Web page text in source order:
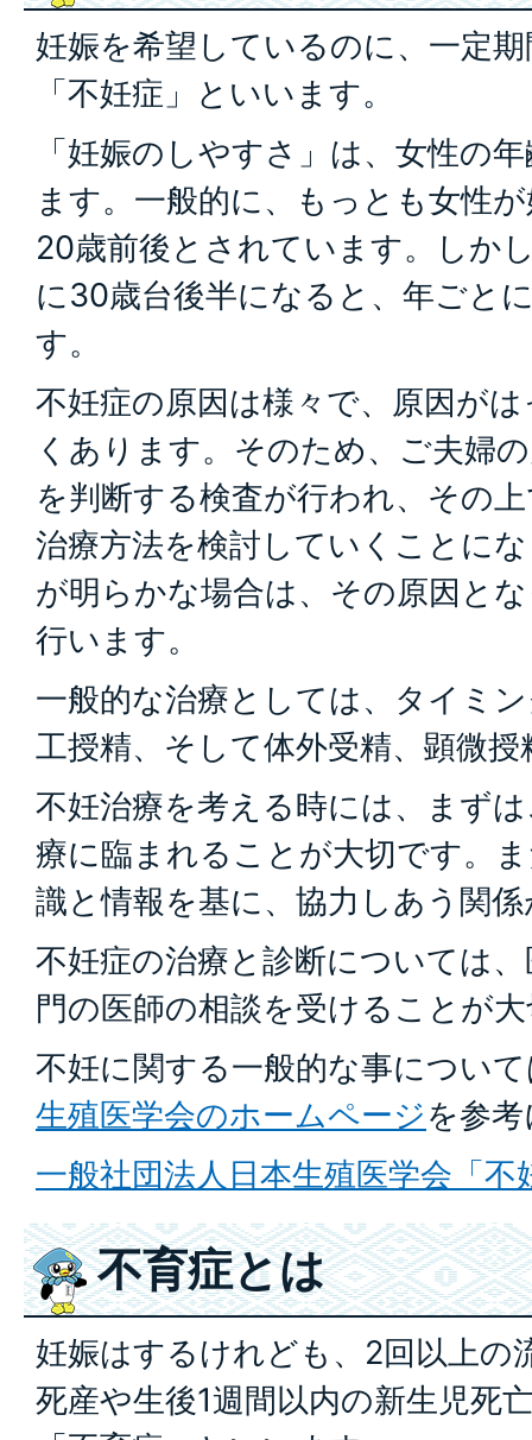
妊娠を希望しているのに、一定
「不妊症」といいます。
「妊娠のしやすさ」は、女性の
ます。一般的に、もっとも女性
20歳前後とされています。しか
に30歳台後半になると、年ごと
す。
不妊症の原因は様々で、原因が
くあります。そのため、ご夫婦
を判断する検査が行われ、その
治療方法を検討していくことに
が明らかな場合は、その原因と
行います。
一般的な治療としては、タイミ
工授精、そして体外受精、顕微
不妊治療を考える時には、まず
療に臨まれることが大切です。
識と情報を基に、協力しあう関
不妊症の治療と診断については
門の医師の相談を受けることが
不妊に関する一般的な事につい
生殖医学会のホームページを参
一般社団法人日本生殖医学会「不
不育症とは
妊娠はするけれども、2回以上の
死産や生後1週間以内の新生児死